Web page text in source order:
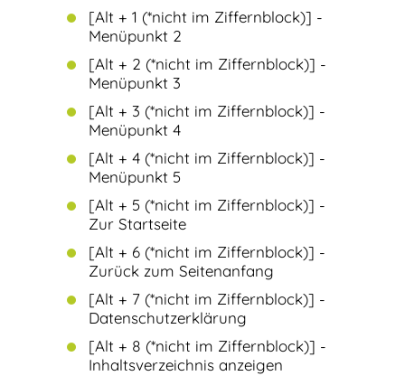
[Alt + 1 (*nicht im Ziffernblock)] -
Menüpunkt 2
[Alt + 2 (*nicht im Ziffernblock)] -
Menüpunkt 3
[Alt + 3 (*nicht im Ziffernblock)] -
Menüpunkt 4
[Alt + 4 (*nicht im Ziffernblock)] -
Menüpunkt 5
[Alt + 5 (*nicht im Ziffernblock)] -
Zur Startseite
[Alt + 6 (*nicht im Ziffernblock)] -
Zurück zum Seitenanfang
[Alt + 7 (*nicht im Ziffernblock)] -
Datenschutzerklärung
[Alt + 8 (*nicht im Ziffernblock)] -
Inhaltsverzeichnis anzeigen